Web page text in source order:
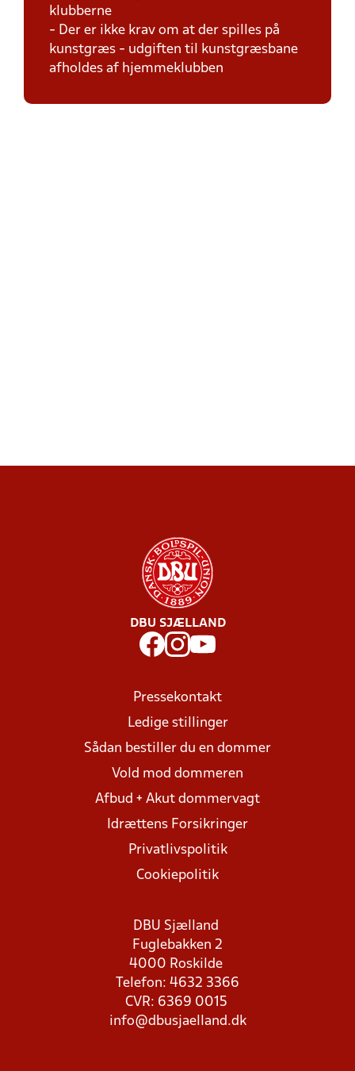
klubberne
- Der er ikke krav om at der spilles på
kunstgræs - udgiften til kunstgræsbane
afholdes af hjemmeklubben
DBU SJÆLLAND
Pressekontakt
Ledige stillinger
Sådan bestiller du en dommer
Vold mod dommeren
Afbud + Akut dommervagt
Idrættens Forsikringer
Privatlivspolitik
Cookiepolitik
DBU Sjælland
Fuglebakken 2
4000 Roskilde
Telefon: 4632 3366
CVR: 6369 0015
info@dbusjaelland.dk